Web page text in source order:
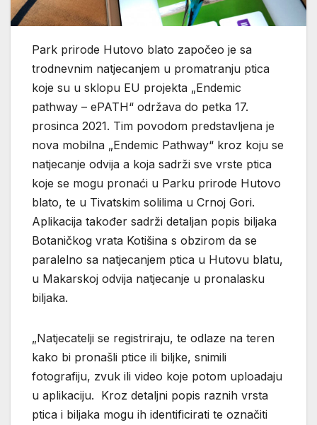
Park prirode Hutovo blato započeo je sa
trodnevnim natjecanjem u promatranju ptica
koje su u sklopu EU projekta „Endemic
pathway – ePATH“ održava do petka 17.
prosinca 2021. Tim povodom predstavljena je
nova mobilna „Endemic Pathway“ kroz koju se
natjecanje odvija a koja sadrži sve vrste ptica
koje se mogu pronaći u Parku prirode Hutovo
blato, te u Tivatskim solilima u Crnoj Gori.
Aplikacija također sadrži detaljan popis biljaka
Botaničkog vrata Kotišina s obzirom da se
paralelno sa natjecanjem ptica u Hutovu blatu,
u Makarskoj odvija natjecanje u pronalasku
biljaka.
„Natjecatelji se registriraju, te odlaze na teren
kako bi pronašli ptice ili biljke, snimili
fotografiju, zvuk ili video koje potom uploadaju
u aplikaciju. Kroz detaljni popis raznih vrsta
ptica i biljaka mogu ih identificirati te označiti